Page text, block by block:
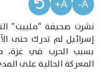
A-
A+
نشرت صحيفة “ملييت”
إسرائيل لم تدرك حتى
بسبب الحرب في غزة،
المعركة الحالية على